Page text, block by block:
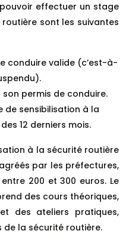
effectuer un stage
sont les suivantes
conduire valide (c’est-à-
permis de conduire.
de sensibilisation à la
12 derniers mois.
à la sécurité routière
par les préfectures,
200 et 300 euros. Le
des cours théoriques,
des ateliers pratiques,
de la sécurité routière.